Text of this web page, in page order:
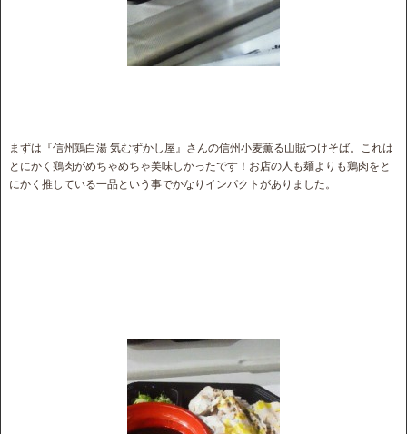
まずは『信州鶏白湯 気むずかし屋』さんの信州小麦薫る山賊つけそば。これは
とにかく鶏肉がめちゃめちゃ美味しかったです！お店の人も麺よりも鶏肉をと
にかく推している一品という事でかなりインパクトがありました。